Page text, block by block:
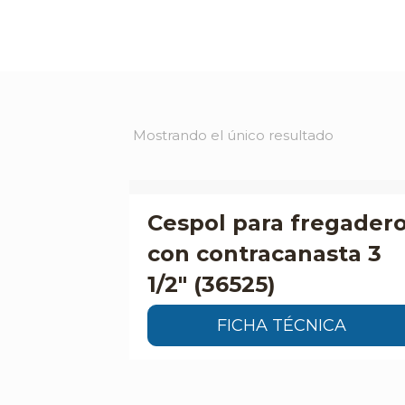
Mostrando el único resultado
Cespol para
con contracanasta 3
1/2″ (36525)
FICHA TÉCNICA